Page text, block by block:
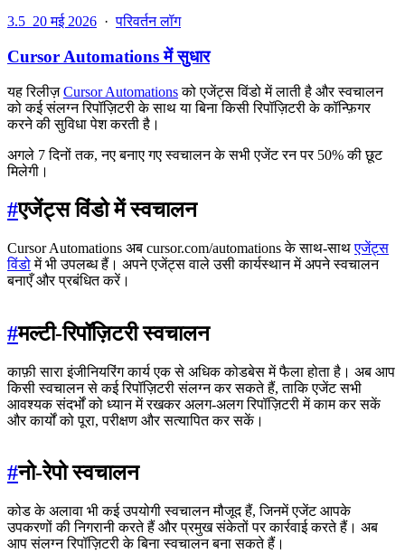
3.5 20 मई 2026 ·परिवर्तन लॉग
Cursor Automations में सुधार
यह रिलीज़Cursor Automationsको एजेंट्स विंडो में लाती है और स्वचालन
को कई संलग्न रिपॉज़िटरी के साथ या बिना किसी रिपॉज़िटरी के कॉन्फ़िगर
करने की सुविधा पेश करती है।
अगले 7 दिनों तक, नए बनाए गए स्वचालन के सभी एजेंट रन पर 50% की छूट
मिलेगी।
#एजेंट्स विंडो में स्वचालन
Cursor Automations अब cursor.com/automations के साथ-साथएजेंट्स
विंडोमें भी उपलब्ध हैं। अपने एजेंट्स वाले उसी कार्यस्थान में अपने स्वचालन
बनाएँ और प्रबंधित करें।
#मल्टी-रिपॉज़िटरी स्वचालन
काफ़ी सारा इंजीनियरिंग कार्य एक से अधिक कोडबेस में फैला होता है। अब आप
किसी स्वचालन से कई रिपॉज़िटरी संलग्न कर सकते हैं, ताकि एजेंट सभी
आवश्यक संदर्भों को ध्यान में रखकर अलग-अलग रिपॉज़िटरी में काम कर सकें
और कार्यों को पूरा, परीक्षण और सत्यापित कर सकें।
#नो-रेपो स्वचालन
कोड के अलावा भी कई उपयोगी स्वचालन मौजूद हैं, जिनमें एजेंट आपके
उपकरणों की निगरानी करते हैं और प्रमुख संकेतों पर कार्रवाई करते हैं। अब
आप संलग्न रिपॉज़िटरी के बिना स्वचालन बना सकते हैं।